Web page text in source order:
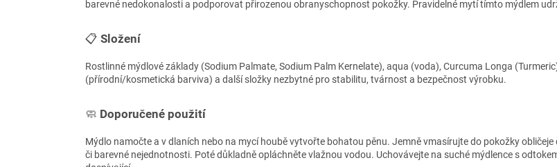
barevné nedokonalosti a podporovat přirozenou obranyschopnost pokožky. Pravidelné mytí tímto mýdlem
📋 Složení
Rostlinné mýdlové základy (Sodium Palmate, Sodium Palm Kernelate), aqua (voda), Curcuma Longa
(přírodní/kosmetická barviva) a další složky nezbytné pro stabilitu, tvárnost a bezpečnost výrobku.
🧼 Doporučené použití
Mýdlo namočte a v dlaních nebo na mycí houbě vytvořte bohatou pěnu. Jemně vmasírujte do pokožky
či barevné nejednotnosti. Poté důkladně opláchněte vlažnou vodou. Uchovávejte na suché mýdlence s